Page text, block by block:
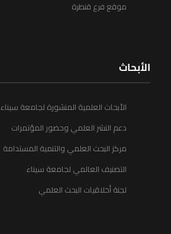
موقع فرع قنطرة
الأبحاث
الأبحاث العلمية المنشورة لجامعة سيناء
دعم النشر العلمي وحضور المؤتمرات
مركز البحث العلمي والتنمية المستدامة
التصنيف العالمي لجامعة سيناء
لجنة أخلاقيات البحث العلمي